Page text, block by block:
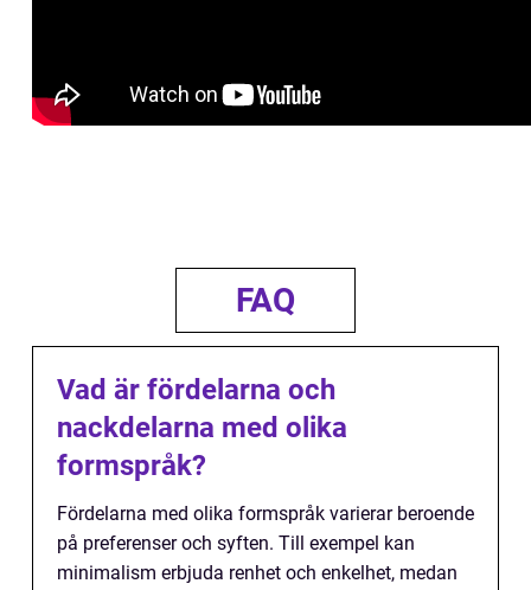
FAQ
Vad är fördelarna och
nackdelarna med olika
formspråk?
Fördelarna med olika formspråk varierar beroende
på preferenser och syften. Till exempel kan
minimalism erbjuda renhet och enkelhet, medan